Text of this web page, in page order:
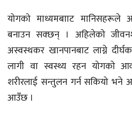
योगको माध्यमबााट मानिसहरूले
बनाउन सक्छन् । अहिलेको
अस्वस्थकर खानपानबाट लाग्ने
लागी वा स्वस्थ्य रहन योगको
शरीरलाई सन्तुलन गर्न सकियो भने
आउँछ ।